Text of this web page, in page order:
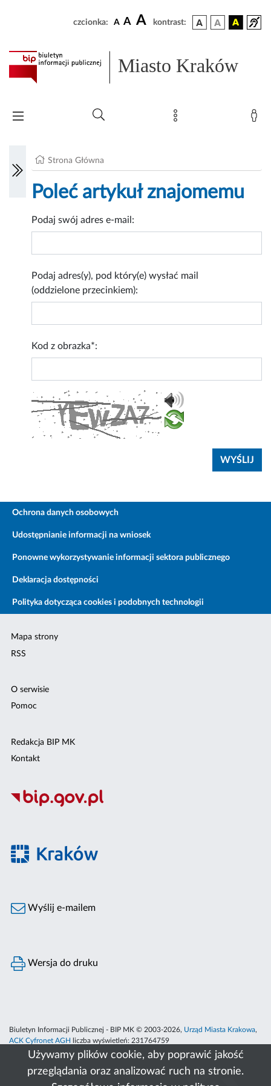
Używamy plików cookie, aby poprawić jakość
przeglądania oraz analizować ruch na stronie.
czcionka: A A A kontrast:
Miasto Kraków
Strona Główna
Poleć artykuł znajomemu
Podaj swój adres e-mail:
Podaj adres(y), pod który(e) wysłać mail
(oddzielone przecinkiem):
Kod z obrazka*:
Ochrona danych osobowych
Udostępnianie informacji na wniosek
Ponowne wykorzystywanie informacji sektora publicznego
Deklaracja dostępności
Polityka dotycząca cookies i podobnych technologii
Mapa strony
RSS
O serwisie
Pomoc
Redakcja BIP MK
Kontakt
Wyślij e-mailem
Wersja do druku
Biuletyn Informacji Publicznej - BIP MK © 2003-2026, Urząd Miasta Krakowa,
ACK Cyfronet AGH
liczba wyświetleń: 231764759